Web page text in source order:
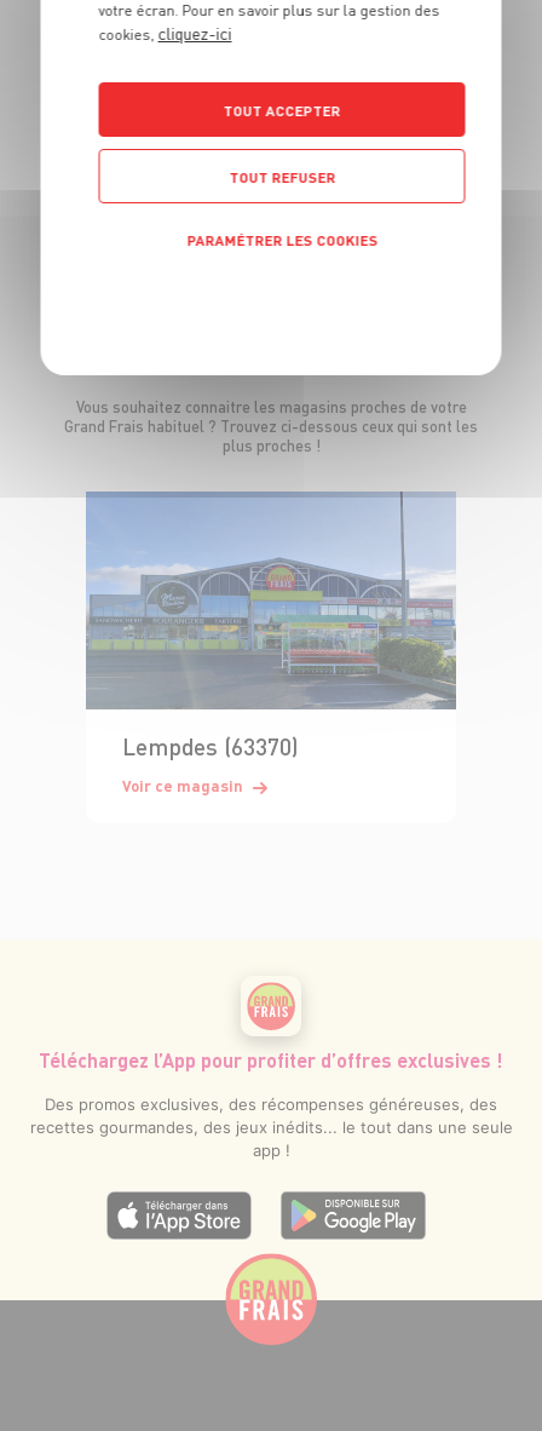
Vous souhaitez connaitre les magasins proches de votre
Grand Frais habituel ? Trouvez ci-dessous ceux qui sont les
plus proches !
Lempdes (63370)
Voir ce magasin
Téléchargez l’App pour profiter d’offres exclusives !
Des promos exclusives, des récompenses généreuses, des
recettes gourmandes, des jeux inédits... le tout dans une seule
app !
votre écran. Pour en savoir plus sur la gestion des
cookies, cliquez-ici
TOUT ACCEPTER
TOUT REFUSER
PARAMÉTRER LES COOKIES